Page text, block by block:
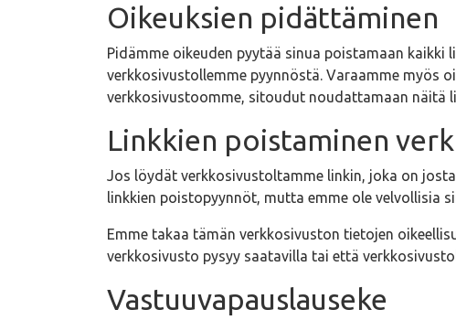
Oikeuksien pidättäminen
Pidämme oikeuden pyytää sinua poistamaan
verkkosivustollemme pyynnöstä. Varaamme myös
verkkosivustoomme, sitoudut noudattamaan näitä
Linkkien poistaminen
Jos löydät verkkosivustoltamme linkin, joka on
linkkien poistopyynnöt, mutta emme ole velvollisia
Emme takaa tämän verkkosivuston tietojen
verkkosivusto pysyy saatavilla tai että
Vastuuvapauslauseke